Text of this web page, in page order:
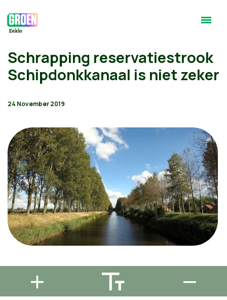
Schrapping reservatiestrook
Schipdonkkanaal is niet zeker
24 November 2019